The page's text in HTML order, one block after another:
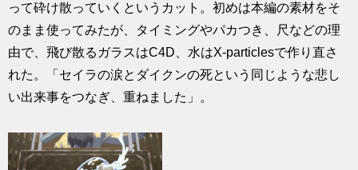
って砕け散っていくというカット。初めは本編の素材をそ
のまま使ってみたが、タイミングやパカつき、尺などの理
由で、飛び散るガラスはC4D、水はX-particlesで作り直さ
れた。「セイラの涙とダイクンの死という同じような悲し
い出来事をつなぎ、重ねました」。